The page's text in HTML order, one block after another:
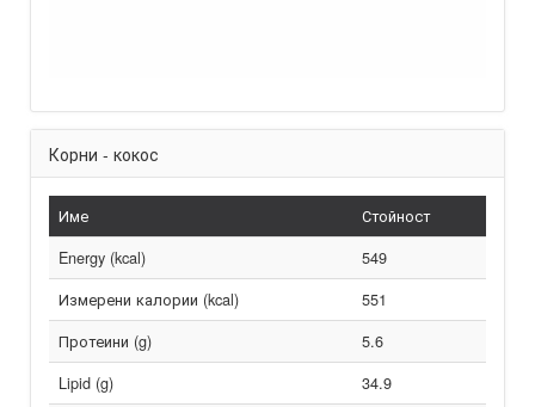
Корни - кокос
Име
Стойност
Energy (kcal)
549
Измерени калории (kcal)
551
Протеини (g)
5.6
Lipid (g)
34.9